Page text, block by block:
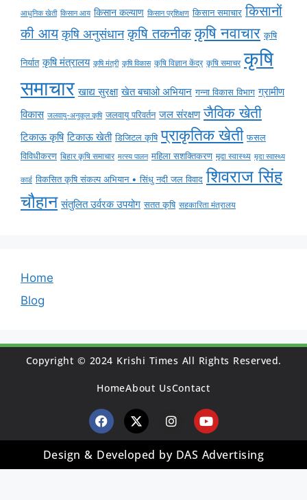
आधुनिक खेती किसान आय किसान कल्याण किसान प्रशिक्षण किसान समाचार किसानों
की आय कृषि अनुसंधान कृषि तकनीक कृषि नवाचार कृषि
निर्यात कृषि मंत्रालय कृषि मंत्री कृषि विकास कृषि विज्ञान केंद्र कृषि समाचर कृषि
समाचार खाद्य सुरक्षा खेत बचाओ अभियान गन्ना विकास विभाग ग्रामीण
विकास जलवायु-अनुकूल कृषि जलवायु परिवर्तन जल संरक्षण जैविक खेती
टिकाऊ कृषि टिकाऊ खेती डिजिटल कृषि प्राकृतिक खेती फसल
विविधीकरण बिहार कृषि समाचार मत्स्य पालन महिला सशक्तिकरण मृदा स्वास्थ्य मृदा स्वास्थ्य
कार्ड विकसित कृषि संकल्प अभियान • सिंधु नदी जल विवाद शिवराज सिंह
चौहान संतुलित उर्वरक उपयोग सतत कृषि सहकारिता मंत्रालय
Home
Blog
Copyright © 2024 Krishi Times All Rights Reserved.
HomeAbout UsContact
Design & Developed by DAS Advertising